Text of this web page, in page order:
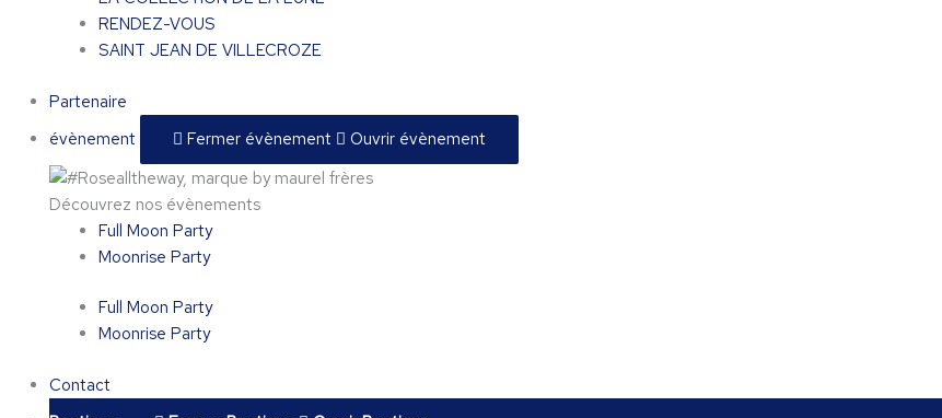
RENDEZ-VOUS
SAINT JEAN DE VILLECROZE
Partenaire
évènement
Fermer évènement Ouvrir évènement
Découvrez nos évènements
Full Moon Party
Moonrise Party
Full Moon Party
Moonrise Party
Contact